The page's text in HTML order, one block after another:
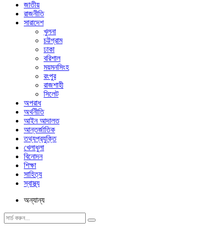
জাতীয়
রাজনীতি
সারাদেশ
খুলনা
চট্টগ্রাম
ঢাকা
বরিশাল
ময়মনসিংহ
রংপুর
রাজশাহী
সিলেট
অপরাধ
অর্থনীতি
আইন আদালত
আন্তর্জাতিক
তথ্যপ্রযুক্তি
খেলাধুলা
বিনোদন
শিক্ষা
সাহিত্য
স্বাস্থ্য
অন্যান্য